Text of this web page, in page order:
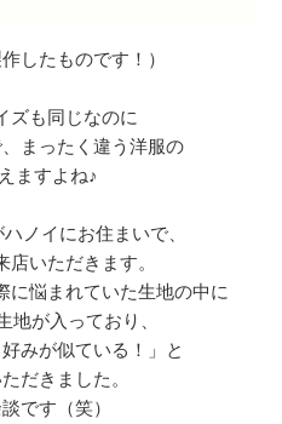
したものです！）
ズも同じなのに
まったく違う洋服の
ますよね♪
ノイにお住まいで、
いただきます。
に悩まれていた生地の中に
地が入っており、
みが似ている！」と
だきました。
です（笑）